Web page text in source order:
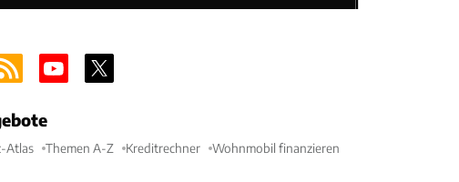
Atlas Themen A-Z Kreditrechner Wohnmobil finanzieren